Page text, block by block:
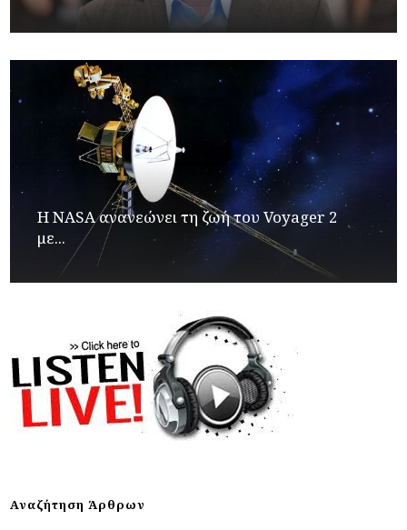
H NASA ανανεώνει τη ζωή του Voyager 2
με...
Αναζήτηση Άρθρων